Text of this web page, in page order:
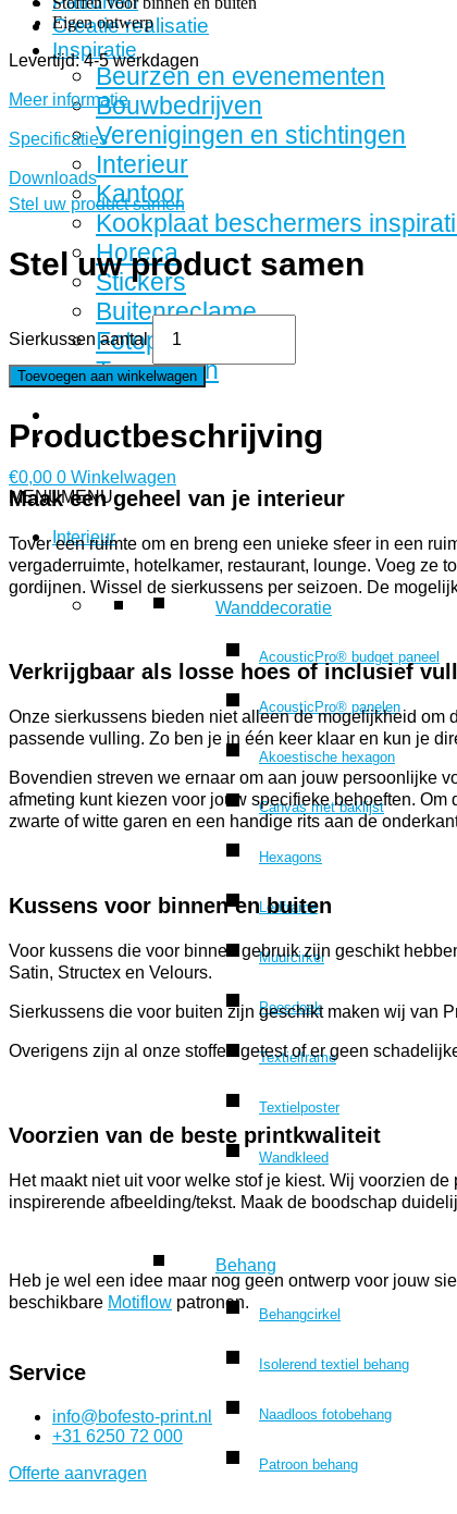
Creatie realisatie
Inspiratie
Beurzen en evenementen
Bouwbedrijven
Verenigingen en stichtingen
Interieur
Kantoor
Kookplaat beschermers
Horeca
Stickers
Buitenreclame
Fotoproducten
Tape rollen
€0,00 0 Winkelwagen
MENUMENU
Interieur
Wanddecoratie
AcousticPro® budget paneel
AcousticPro® panelen
Akoestische hexagon
Canvas met baklijst
Hexagons
Ledframe
Muurcirkel
Peesdoek
Textielframe
Textielposter
Wandkleed
Behang
Behangcirkel
Isolerend textiel behang
Naadloos fotobehang
Patroon behang
Eigen ontwerp
Levertijd: 4-5 werkdagen
Meer informatie
Specificaties
Downloads
Stel uw product samen
Stel uw product samen
Sierkussen aantal
Toevoegen aan winkelwagen
Productbeschrijving
Maak een geheel van je interieur
Tover een ruimte om en breng een unieke sfeer in een
vergaderruimte, hotelkamer, restaurant, lounge. Voeg ze
gordijnen. Wissel de sierkussens per seizoen. De
Verkrijgbaar als losse hoes of inclusief
Onze sierkussens bieden niet alleen de mogelijkheid om
passende vulling. Zo ben je in één keer klaar en kun je
Bovendien streven we ernaar om aan jouw persoonlijke
afmeting kunt kiezen voor jouw specifieke behoeften.
zwarte of witte garen en een handige rits aan de
Kussens voor binnen en buiten
Voor kussens die voor binnen gebruik zijn geschikt
Satin, Structex en Velours.
Sierkussens die voor buiten zijn geschikt maken wij van
Overigens zijn al onze stoffen getest of er geen
Voorzien van de beste printkwaliteit
Het maakt niet uit voor welke stof je kiest. Wij voorzien
inspirerende afbeelding/tekst. Maak de boodschap
Heb je wel een idee maar nog geen ontwerp voor jouw
beschikbare Motiflow patronen.
Service
info@bofesto-print.nl
+31 6250 72 000
Offerte aanvragen